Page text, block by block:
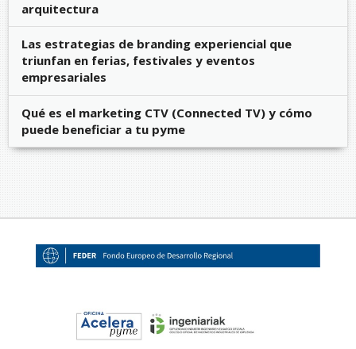
arquitectura
Las estrategias de branding experiencial que
triunfan en ferias, festivales y eventos
empresariales
Qué es el marketing CTV (Connected TV) y cómo
puede beneficiar a tu pyme